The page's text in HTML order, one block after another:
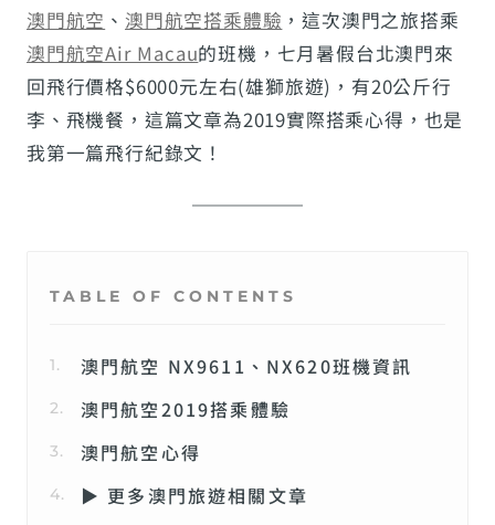
澳門航空 、 澳門航空搭乘體驗 ，這次澳門之旅搭乘
澳門航空Air Macau的班機，七月暑假台北澳門來
回飛行價格$6000元左右(雄獅旅遊)，有20公斤行
李、飛機餐，這篇文章為2019實際搭乘心得，也是
我第一篇飛行紀錄文！
TABLE OF CONTENTS
澳門航空 NX9611、NX620班機資訊
澳門航空2019搭乘體驗
澳門航空心得
▶ 更多澳門旅遊相關文章